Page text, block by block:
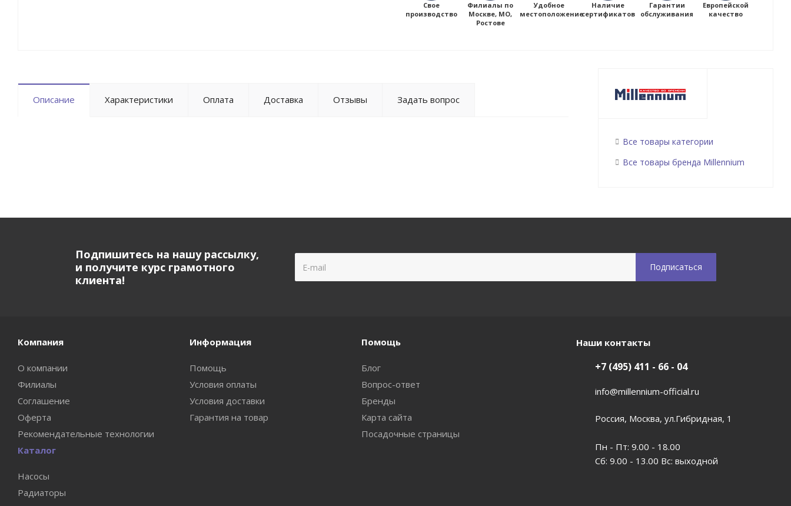
Свое
производство
Филиалы по
Москве, МО,
Ростове
Удобное
местоположение
Наличие
сертификатов
Гарантии
обслуживания
Европейской
качество
Описание Характеристики Оплата Доставка Отзывы Задать вопрос
Все товары категории
Все товары бренда Millennium
Подпишитесь на нашу рассылку,
и получите курс грамотного
клиента!
Компания
О компании
Филиалы
Соглашение
Оферта
Рекомендательные технологии
Информация
Помощь
Условия оплаты
Условия доставки
Гарантия на товар
Помощь
Блог
Вопрос-ответ
Бренды
Карта сайта
Посадочные страницы
Каталог
Насосы
Радиаторы
Наши контакты
+7 (495) 411 - 66 - 04
info@millennium-official.ru
Россия, Москва, ул.Гибридная, 1
Пн - Пт: 9.00 - 18.00
Сб: 9.00 - 13.00 Вс: выходной